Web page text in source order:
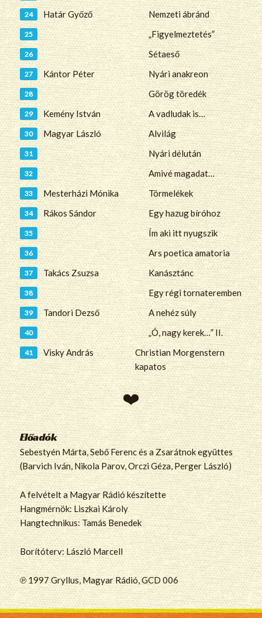
Határ Győző
Nemzeti ábránd
„Figyelmeztetés”
Sétaeső
Kántor Péter
Nyári anakreon
Görög töredék
Kemény István
A vadludak is…
Magyar László
Alvilág
Nyári délután
Amivé magadat…
Mesterházi Mónika
Törmelékek
Rákos Sándor
Egy hazug bíróhoz
Ím aki itt nyugszik
Ars poetica amatoria
Takács Zsuzsa
Kanásztánc
Egy régi tornateremben
Tandori Dezső
A nehéz súly
„Ó, nagy kerek…” II.
Visky András
Christian Morgenstern
kapatos
Előadók
Sebestyén Márta, Sebő Ferenc és a Zsarátnok együttes
(Barvich Iván, Nikola Parov, Orczi Géza, Perger László)
A felvételt a Magyar Rádió készítette
Hangmérnök: Liszkai Károly
Hangtechnikus: Tamás Benedek
Borítóterv: László Marcell
℗ 1997 Gryllus, Magyar Rádió, GCD 006